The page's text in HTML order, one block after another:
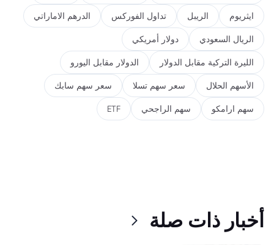
ايثريوم الريبل تداول الفوركس الدرهم الاماراتي
الريال السعودي دولار أمريكي
الليرة التركية مقابل الدولار الدولار مقابل اليورو
الأسهم الحلال سعر سهم تسلا سعر سهم سابك
سهم ارامكو سهم الراجحي ETF
أخبار ذات صلة